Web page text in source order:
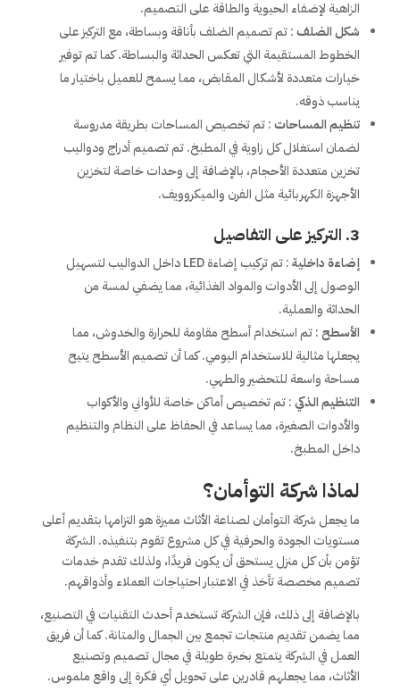
الزاهية لإضفاء الحيوية والطاقة على التصميم.
شكل الضلف: تم تصميم الضلف بأناقة وبساطة، مع التركيز على
الخطوط المستقيمة التي تعكس الحداثة والبساطة. كما تم توفير
خيارات متعددة لأشكال المقابض، مما يسمح للعميل باختيار ما
يناسب ذوقه.
تنظيم المساحات: تم تخصيص المساحات بطريقة مدروسة
لضمان استغلال كل زاوية في المطبخ. تم تصميم أدراج ودواليب
تخزين متعددة الأحجام، بالإضافة إلى وحدات خاصة لتخزين
الأجهزة الكهربائية مثل الفرن والميكروويف.
3. التركيز على التفاصيل
إضاءة داخلية
: تم تركيب إضاءة LED داخل الدواليب لتسهيل
الوصول إلى الأدوات والمواد الغذائية، مما يضفي لمسة من
الحداثة والعملية.
الأسطح: تم استخدام أسطح مقاومة للحرارة والخدوش، مما
يجعلها مثالية للاستخدام اليومي. كما أن تصميم الأسطح يتيح
مساحة واسعة للتحضير والطهي.
التنظيم الذكي: تم تخصيص أماكن خاصة للأواني والأكواب
والأدوات الصغيرة، مما يساعد في الحفاظ على النظام والتنظيم
داخل المطبخ.
لماذا شركة التوأمان؟
ما يجعل شركة التوأمان لصناعة الأثاث مميزة هو التزامها بتقديم أعلى
مستويات الجودة والحرفية في كل مشروع تقوم بتنفيذه. الشركة
تؤمن بأن كل منزل يستحق أن يكون فريدًا، ولذلك تقدم خدمات
تصميم مخصصة تأخذ في الاعتبار احتياجات العملاء وأذواقهم.
بالإضافة إلى ذلك، فإن الشركة تستخدم أحدث التقنيات في التصنيع،
مما يضمن تقديم منتجات تجمع بين الجمال والمتانة. كما أن فريق
العمل في الشركة يتمتع بخبرة طويلة في مجال تصميم وتصنيع
الأثاث، مما يجعلهم قادرين على تحويل أي فكرة إلى واقع ملموس.